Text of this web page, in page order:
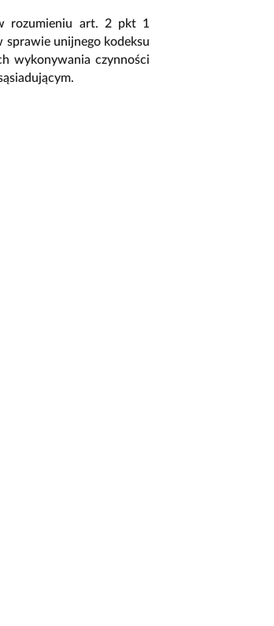
rozumieniu art. 2 pkt 1
sprawie unijnego kodeksu
wykonywania czynności